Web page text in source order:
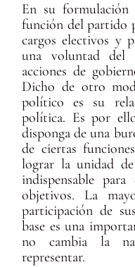
En su formulación
función del partido
cargos electivos y
una voluntad del
acciones de
Dicho de otro
político es su
política. Es por
disponga de una
de ciertas
lograr la unidad
indispensable
objetivos. La
participación de
base es una
no cambia la
representar.